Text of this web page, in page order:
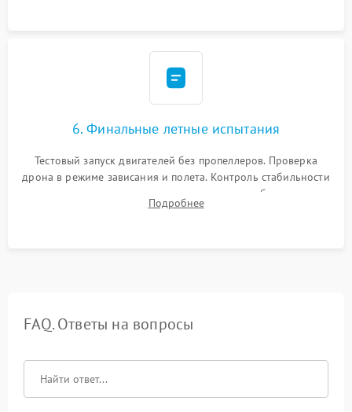
6. Финальные летные испытания
Тестовый запуск двигателей без пропеллеров. Проверка
дрона в режиме зависания и полета. Контроль стабильности
удержания точки, качества передачи видео, работы системы
возврата домой (RTH) и дальности радиосвязи.
Подробнее
FAQ. Ответы на вопросы